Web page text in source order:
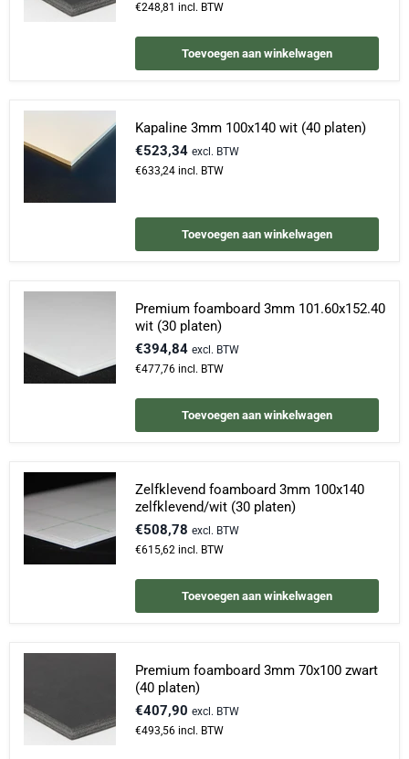
€248,81 incl. BTW
Toevoegen aan winkelwagen
Kapaline 3mm 100x140 wit (40 platen)
€523,34 excl. BTW
€633,24 incl. BTW
Toevoegen aan winkelwagen
Premium foamboard 3mm 101.60x152.40
wit (30 platen)
€394,84 excl. BTW
€477,76 incl. BTW
Toevoegen aan winkelwagen
Zelfklevend foamboard 3mm 100x140
zelfklevend/wit (30 platen)
€508,78 excl. BTW
€615,62 incl. BTW
Toevoegen aan winkelwagen
Premium foamboard 3mm 70x100 zwart
(40 platen)
€407,90 excl. BTW
€493,56 incl. BTW